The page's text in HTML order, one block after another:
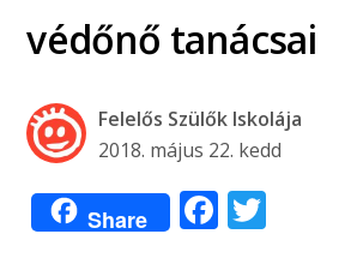
védőnő tanácsai
Felelős Szülők Iskolája
2018. május 22. kedd
Share Facebook